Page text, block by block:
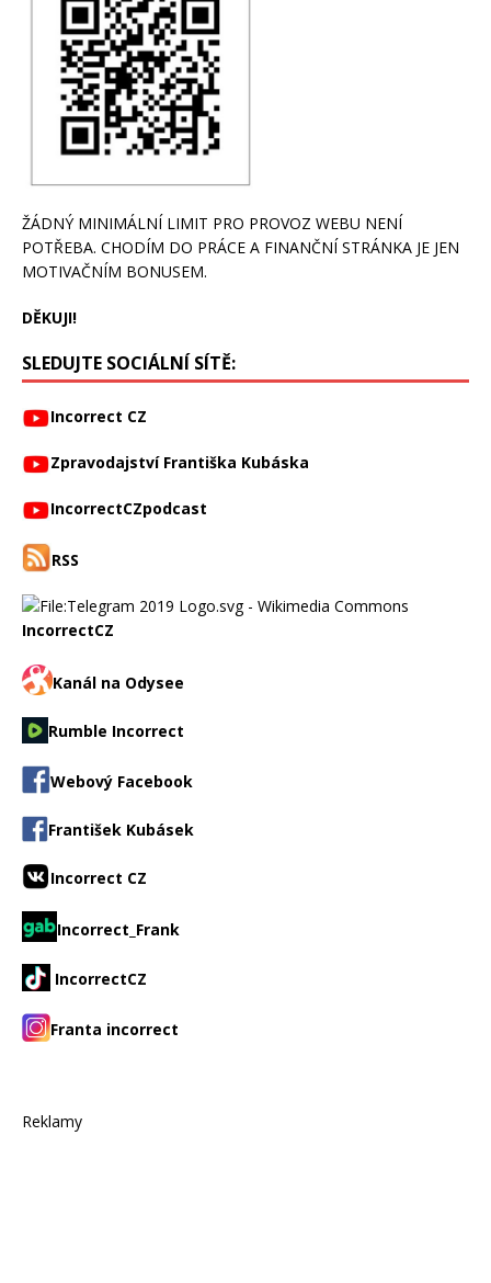
ŽÁDNÝ MINIMÁLNÍ LIMIT PRO PROVOZ WEBU NENÍ
POTŘEBA. CHODÍM DO PRÁCE A FINANČNÍ STRÁNKA JE JEN
MOTIVAČNÍM BONUSEM.
DĚKUJI!
SLEDUJTE SOCIÁLNÍ SÍTĚ:
Incorrect CZ
Zpravodajství Františka Kubáska
IncorrectCZpodcast
RSS
IncorrectCZ
Kanál na Odysee
Rumble Incorrect
Webový Facebook
František Kubásek
Incorrect CZ
Incorrect_Frank
IncorrectCZ
Franta incorrect
Reklamy